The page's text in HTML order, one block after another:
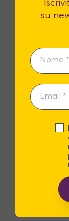
9:00 alle
su